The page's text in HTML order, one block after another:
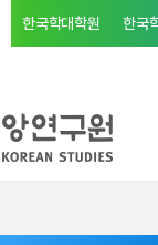
한국학대학원 한국